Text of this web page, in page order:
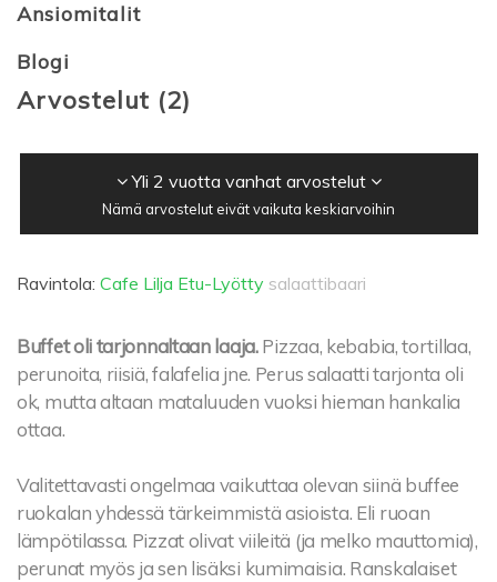
Ansiomitalit
Blogi
Arvostelut (2)
Yli 2 vuotta vanhat arvostelut
Nämä arvostelut eivät vaikuta keskiarvoihin
Ravintola: Cafe Lilja Etu-Lyötty salaattibaari
Buffet oli tarjonnaltaan laaja. Pizzaa, kebabia, tortillaa,
perunoita, riisiä, falafelia jne. Perus salaatti tarjonta oli
ok, mutta altaan mataluuden vuoksi hieman hankalia
ottaa.
Valitettavasti ongelmaa vaikuttaa olevan siinä buffee
ruokalan yhdessä tärkeimmistä asioista. Eli ruoan
lämpötilassa. Pizzat olivat viileitä (ja melko mauttomia),
perunat myös ja sen lisäksi kumimaisia. Ranskalaiset